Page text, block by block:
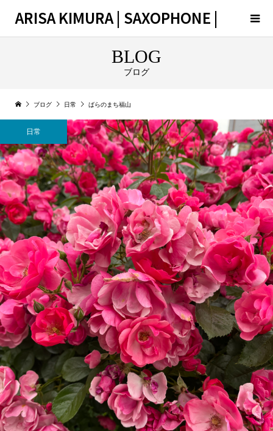
ARISA KIMURA | SAXOPHONE |
BLOG
ブログ
ブログ 日常 ばらのまち福山
日常